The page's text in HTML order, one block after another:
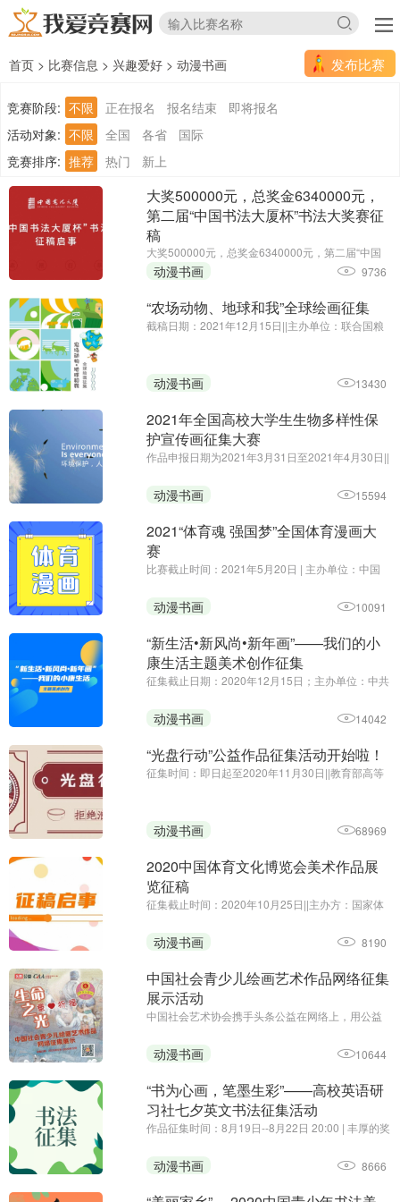
发布比赛
首页 > 比赛信息 > 兴趣爱好 > 动漫书画
竞赛阶段: 不限 正在报名 报名结束
即将报名
活动对象: 不限 全国 各省
国际
竞赛排序: 推荐 热门 新上
大奖500000元，总奖金6340000元，
第二届“中国书法大厦杯”书法大奖赛征
稿
大奖500000元，总奖金6340000元，第二届“中国
书法大厦杯”书法大奖赛征稿||征集截止时间延期
至：2025年6月30日||主办单位：中国书法大厦
动漫书画 9736
“农场动物、地球和我”全球绘画征集
截稿日期：2021年12月15日||主办单位：联合国粮
动漫书画 13430
2021年全国高校大学生生物多样性保
护宣传画征集大赛
作品申报日期为2021年3月31日至2021年4月30日||
物多样性日的主题为“呵护自然·有你有我”（We're
part of the solution），旨在提醒人们，生物多样性
动漫书画 15594
2021“体育魂 强国梦”全国体育漫画大
赛
比赛截止时间：2021年5月20日 | 主办单位：中国
动漫书画 10091
“新生活•新风尚•新年画”——我们的小
康生活主题美术创作征集
征集截止日期：2020年12月15日；主办单位：中共
部公共服务司、中国美术家协会 | 为深入贯彻党的十
九大和十九届二中、三中、四中、五中全会精神，
动漫书画 14042
“光盘行动”公益作品征集活动开始啦！
征集时间：即日起至2020年11月30日||教育部高等
动漫书画 68969
2020中国体育文化博览会美术作品展
览征稿
征集截止时间：2020年10月25日||主办方：国家体
体育总局、中国奥委会主办的2020中国体育文化博
览会将于11月27日至29日，在广州•保利世贸博览
动漫书画 8190
中国社会青少儿绘画艺术作品网络征集
展示活动
中国社会艺术协会携手头条公益在网络上，用公益
达对曾经战斗在疫情第一线的爸爸妈妈、叔叔阿姨
们的祈福和思念，以颗颗童心向白衣天使致敬！
动漫书画 10644
“书为心画，笔墨生彩”——高校英语研
习社七夕英文书法征集活动
作品征集时间：8月19日--8月22日 20:00 | 丰厚的奖
动漫书画 8666